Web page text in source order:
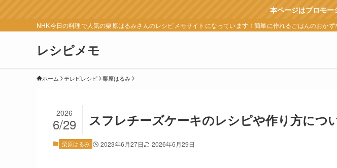
本ページはプロモ
NHK今日の料理で人気の栗原はるみさんのレシピメモサイトになっています！簡単に作れるごはんのおかず
レシピメモ
ホーム テレビレシピ 栗原はるみ
スフレチーズケーキのレシピや作り方につ
2026
6/29
栗原はるみ 2023年6月27日 2026年6月29日